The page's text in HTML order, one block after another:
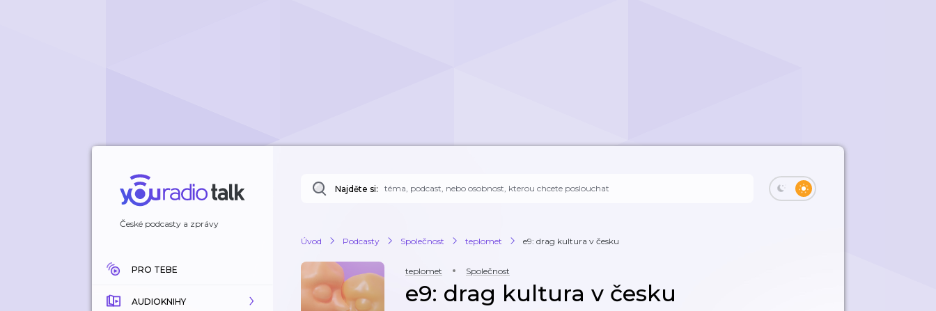
České podcasty a zprávy
PRO TEBE
AUDIOKNIHY
Najděte si:
Úvod Podcasty Společnost teplomet e9: drag kultura v česku
teplomet Společnost
e9: drag kultura v česku